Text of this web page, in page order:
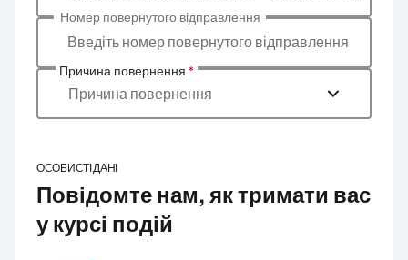
Введіть номер повернутого відправлення
Номер повернутого відправлення
Причина повернення *
Причина повернення
ОСОБИСТІ ДАНІ
Повідомте нам, як тримати вас
у курсі подій